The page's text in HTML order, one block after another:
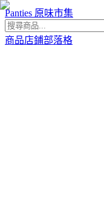
Panties 原味市集
商品店鋪部落格